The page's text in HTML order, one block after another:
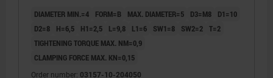
DIAMETER MIN.=4 FORM=B MAX. DIAMETER=5 D3=M8
D1=10
D2=8
H=6,5 H1=2,5 L=9,8 L1=6 SW1=8 SW2=2 T=2
TIGHTENING TORQUE MAX. NM=0,9
CLAMPING FORCE MAX. KN=0,15
Order number: 03157-10-204050